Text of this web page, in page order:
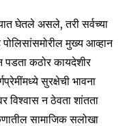
घेतले असले, तरी सर्वच्या
मुख्य आव्हान
पडता कठोर कायदेशीर
सुरक्षेची भावना
विश्वास न ठेवता शांतता
सामाजिक सलोखा